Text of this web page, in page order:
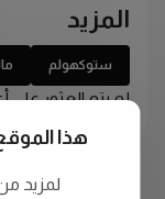
المزيد
ستوكهولم
لم يتم العثور على
هذا
لمزيد